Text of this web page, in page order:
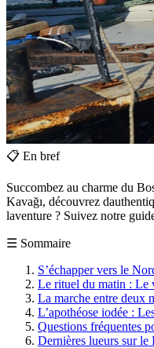
📋 En bref
Succombez au charme du
Kavağı, découvrez
laventure ? Suivez notre
☰ Sommaire
S’échapper vers le
Le rituel du matin : Le
La marche entre deux
L’apothéose iodée :
Questions fréquentes
Dernières lueurs sur le